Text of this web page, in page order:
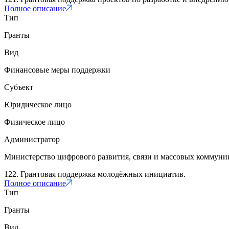
Полное описание
Тип
Гранты
Вид
Финансовые меры поддержки
Субъект
Юридическое лицо
Физическое лицо
Администратор
Министерство цифрового развития, связи и массовых
122. Грантовая поддержка молодёжных инициатив.
Полное описание
Тип
Гранты
Вид